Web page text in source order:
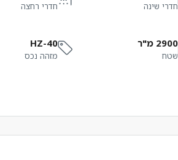
חדרי שינה חדרי רחצה
2900 מ"ר
שטח
HZ-40
מזהה נכס